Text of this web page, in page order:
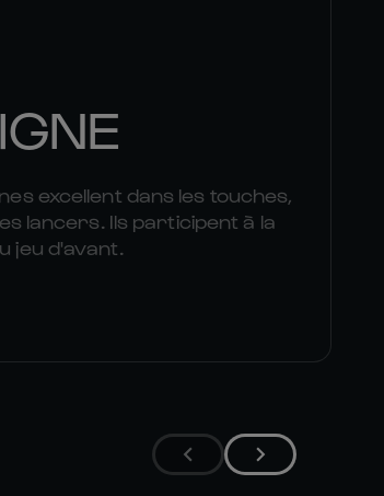
excellent dans les touches,
lancers. Ils participent à la
jeu d'avant.